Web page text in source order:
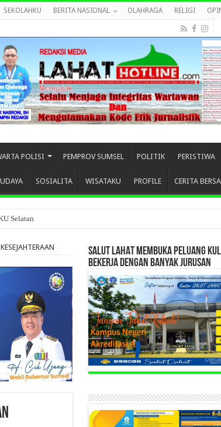
SEKOLAHKU BERITA NASIONAL OLAHRAGA RELIGI
POLISI PEMPROV SUMSEL POLITIK PERISTIWA
SOSIALITA WISATAKU PROFILE CERITA
Selatan
SALUT LAHAT MEMBUKA PELUANG
BEKERJA DENGAN BANYAK JURUSAN